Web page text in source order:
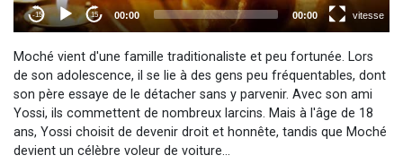
Moché vient d'une famille traditionaliste et peu fortunée. Lors
de son adolescence, il se lie à des gens peu fréquentables, dont
son père essaye de le détacher sans y parvenir. Avec son ami
Yossi, ils commettent de nombreux larcins. Mais à l'âge de 18
ans, Yossi choisit de devenir droit et honnête, tandis que Moché
devient un célèbre voleur de voiture...